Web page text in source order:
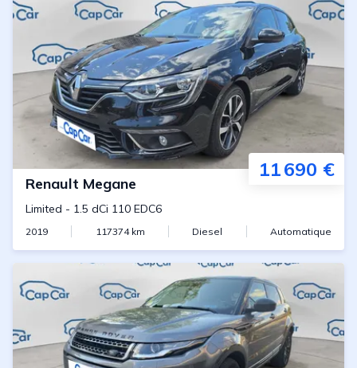
11 690 €
Renault Megane
Limited - 1.5 dCi 110 EDC6
2019 117374km Diesel Automatique